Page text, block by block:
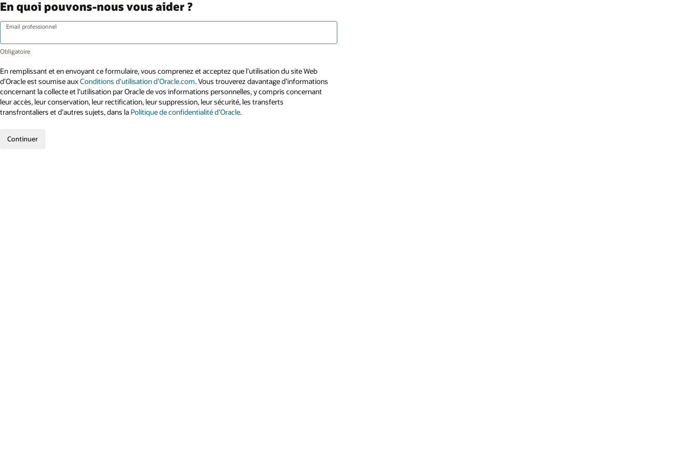
En quoi pouvons-nous vous aider ?
Email professionnel
En remplissant et en envoyant ce formulaire, vous comprenez et acceptez que l’utilisation du site Web
d’Oracle est soumise auxConditions d’utilisation d’Oracle.com. Vous trouverez davantage d’informations
concernant la collecte et l’utilisation par Oracle de vos informations personnelles, y compris concernant
leur accès, leur conservation, leur rectification, leur suppression, leur sécurité, les transferts
transfrontaliers et d’autres sujets, dans la Politique de confidentialité d’Oracle.
Continuer